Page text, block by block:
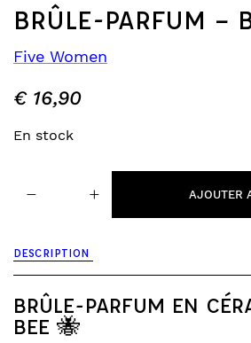
BRÛLE-PARFUM –
Five Women
€16,90
En stock
de
-
bee
− + AJOUTER
DESCRIPTION
BRÛLE-PARFUM EN
BEE 🐝